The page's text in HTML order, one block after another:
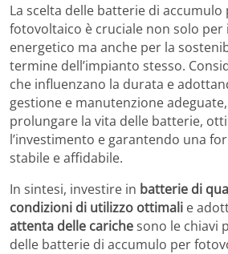
La scelta delle batterie di
fotovoltaico è cruciale non solo
energetico ma anche per la
termine dell’impianto stesso.
che influenzano la durata e
gestione e manutenzione
prolungare la vita delle batterie,
l’investimento e garantendo una
stabile e affidabile.
In sintesi, investire in batterie di
condizioni di utilizzo ottimali e
attenta delle carichesono le chiavi
delle batterie di accumulo per